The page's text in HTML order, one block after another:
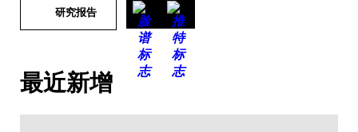
研究报告
最近新增